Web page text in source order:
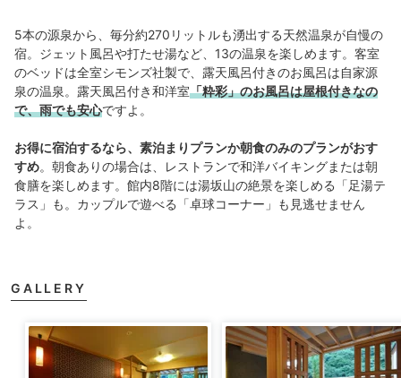
5本の源泉から、毎分約270リットルも湧出する天然温泉が自慢の
宿。ジェット風呂や打たせ湯など、13の温泉を楽しめます。客室
のベッドは全室シモンズ社製で、露天風呂付きのお風呂は自家源
泉の温泉。露天風呂付き和洋室「粋彩」のお風呂は屋根付きなの
で、雨でも安心ですよ。
お得に宿泊するなら、素泊まりプランか朝食のみのプランがおす
すめ。朝食ありの場合は、レストランで和洋バイキングまたは朝
食膳を楽しめます。館内8階には湯坂山の絶景を楽しめる「足湯テ
ラス」も。カップルで遊べる「卓球コーナー」も見逃せません
よ。
GALLERY